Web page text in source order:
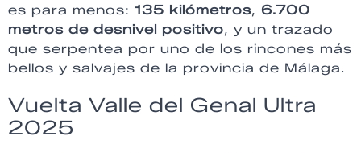
es para menos: 135 kilómetros, 6.700
metros de desnivel positivo, y un trazado
que serpentea por uno de los rincones más
bellos y salvajes de la provincia de Málaga.
Vuelta Valle del Genal Ultra
2025